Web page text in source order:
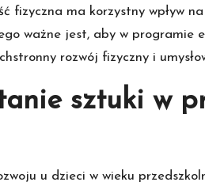
fizyczna ma korzystny wpływ
ważne jest, aby w programie
rozwój fizyczny i
sztuki w
u dzieci w wieku